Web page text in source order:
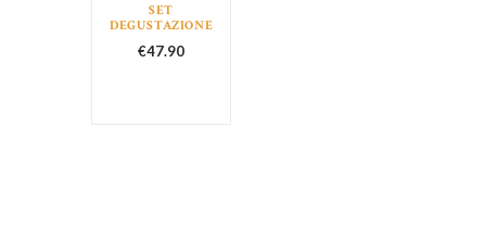
SET
DEGUSTAZIONE
€47.90